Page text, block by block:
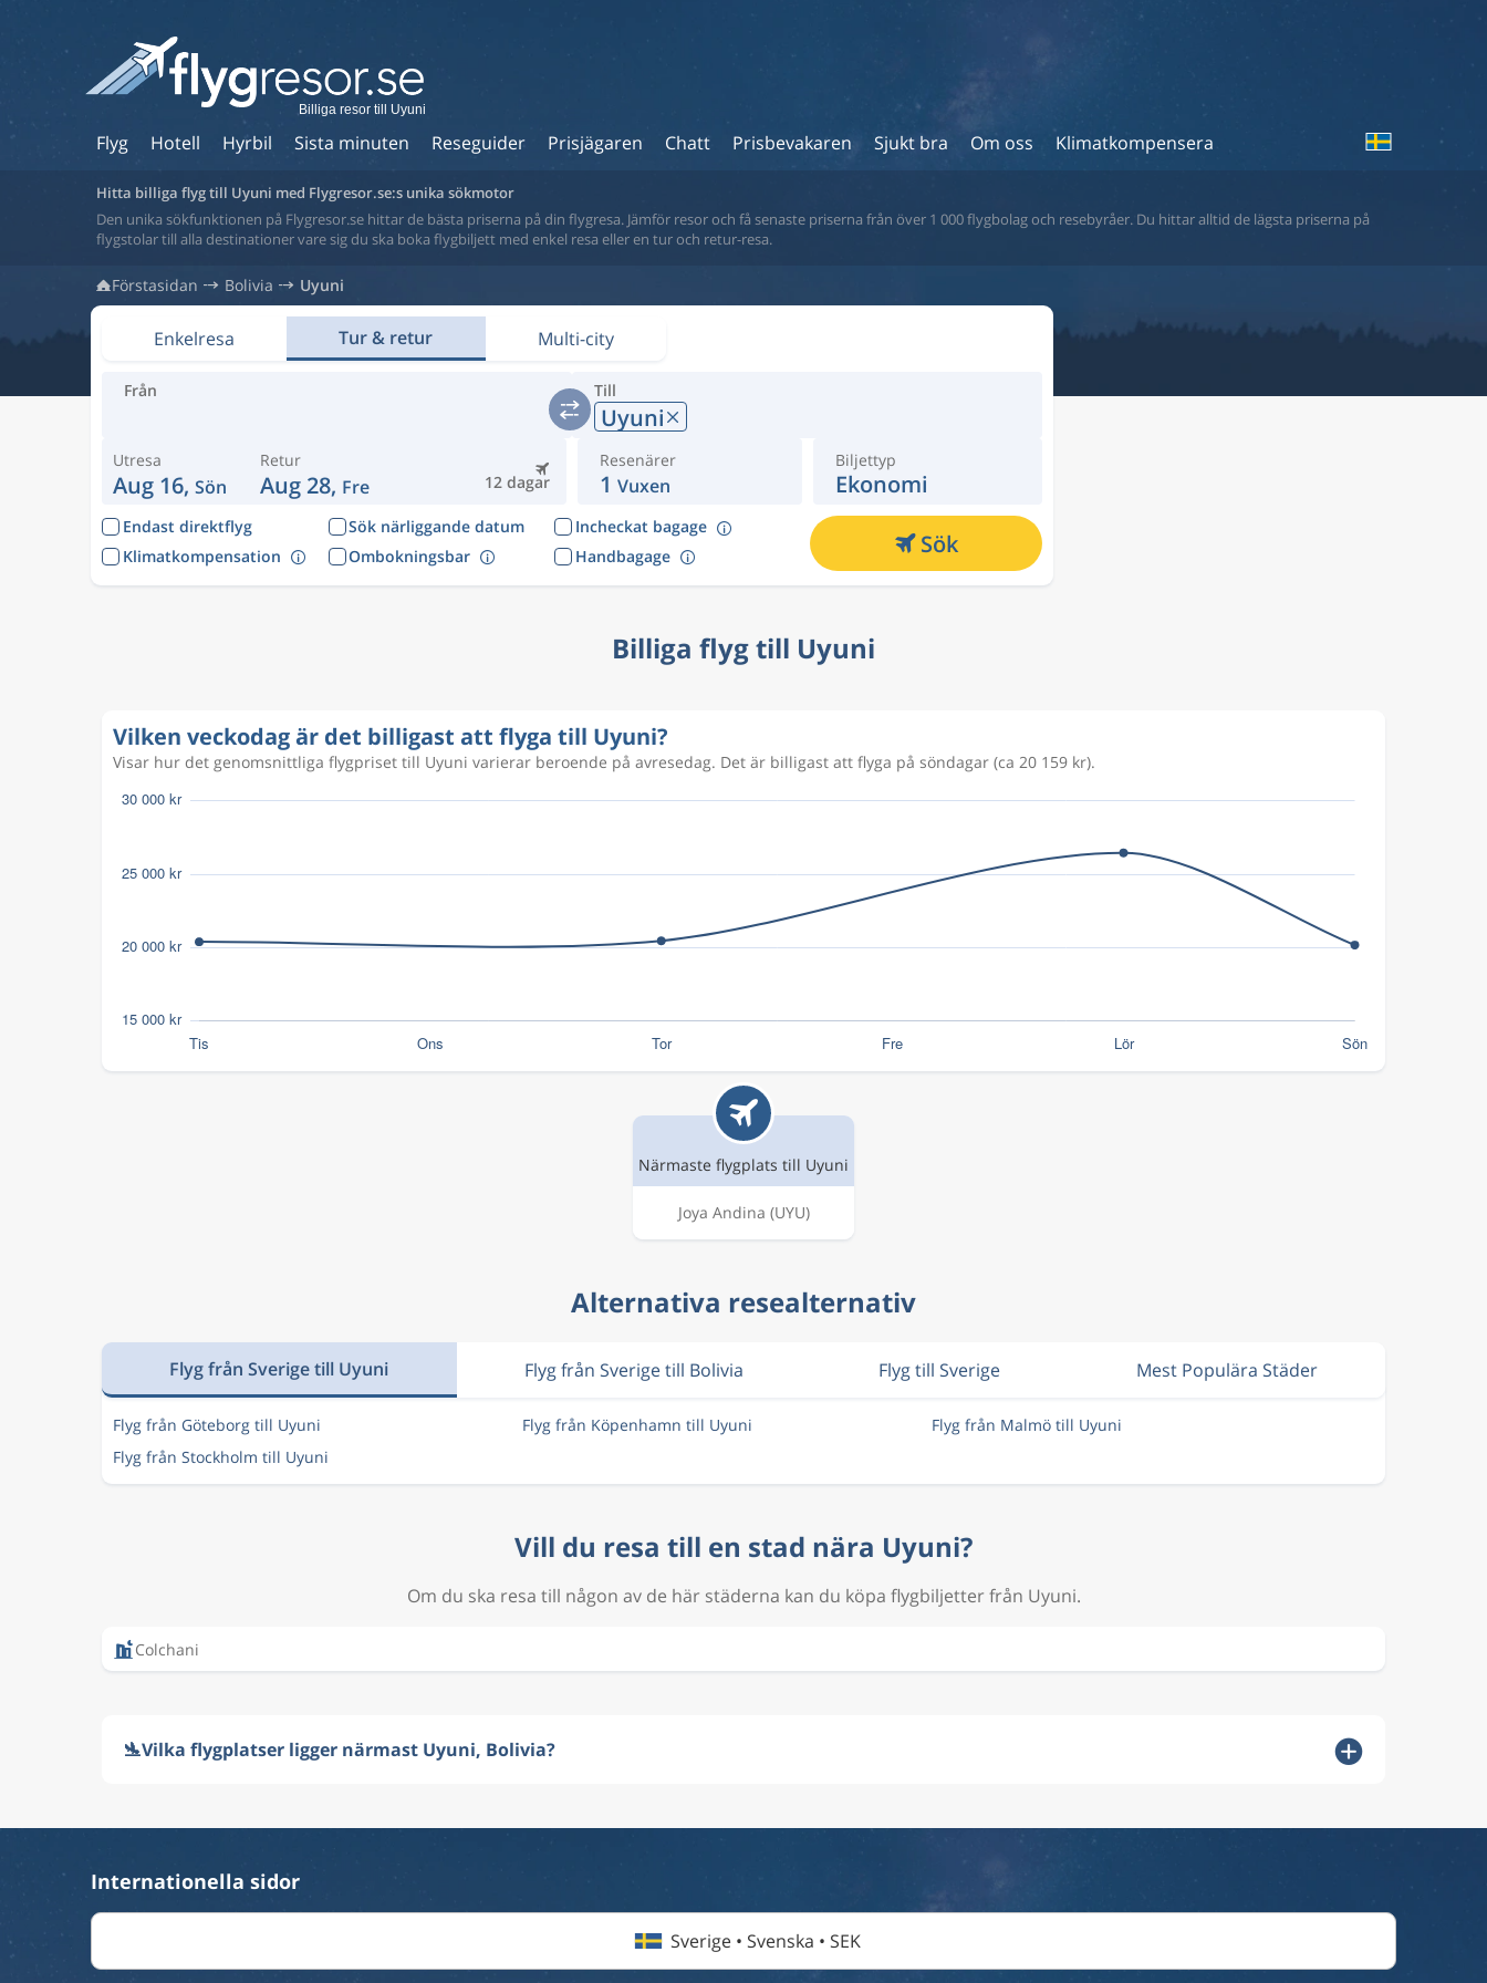
Flyg Hotell Hyrbil Sista minuten Reseguider Prisjägaren Chatt Prisbevakaren Sjukt bra Om oss Klimatkompensera
Billiga resor till Uyuni
Hitta billiga flyg till Uyuni med Flygresor.se:s unika sökmotor
Den unika sökfunktionen på Flygresor.se hittar de bästa priserna på din flygresa. Jämför resor och få senaste priserna från över 1 000 flygbolag och resebyråer. Du hittar alltid de lägsta priserna på
flygstolar till alla destinationer vare sig du ska boka flygbiljett med enkel resa eller en tur och retur-resa.
Förstasidan Bolivia Uyuni
Enkelresa Tur & retur Multi-city
Från Till
Uyuni
Utresa
Aug 16, Sön 12 dagar
Retur
Aug 28, Fre
Resenärer
1 Vuxen
Biljettyp
Ekonomi
Endast direktflyg Sök närliggande datum
Incheckat bagage
Klimatkompensation
Ombokningsbar Handbagage Sök
Billiga flyg till Uyuni
Vilken veckodag är det billigast att flyga till Uyuni?
Visar hur det genomsnittliga flygpriset till Uyuni varierar beroende på avresedag. Det är billigast att flyga på söndagar (ca 20 159 kr).
Närmaste flygplats till Uyuni
Joya Andina (UYU)
Alternativa resealternativ
Flyg från Sverige till Uyuni Flyg från Sverige till Bolivia Flyg till Sverige Mest Populära Städer
Flyg från Göteborg till Uyuni Flyg från Köpenhamn till Uyuni
Flyg från Malmö till Uyuni
Flyg från Stockholm till Uyuni
Vill du resa till en stad nära Uyuni?
Om du ska resa till någon av de här städerna kan du köpa flygbiljetter från Uyuni.
Colchani
🛬Vilka flygplatser ligger närmast Uyuni, Bolivia?
Internationella sidor
Sverige • Svenska • SEK